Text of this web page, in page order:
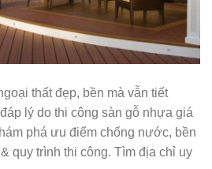
thất đẹp, bền mà vẫn tiết
lý do thi công sàn gỗ nhựa giá
phá ưu điểm chống nước, bền
quy trình thi công. Tìm địa chỉ uy